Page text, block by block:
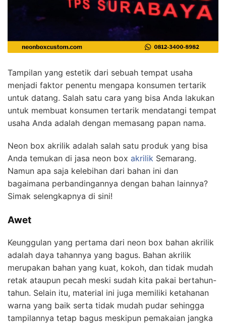
Tampilan yang estetik dari sebuah tempat usaha
menjadi faktor penentu mengapa konsumen tertarik
untuk datang. Salah satu cara yang bisa Anda lakukan
untuk membuat konsumen tertarik mendatangi tempat
usaha Anda adalah dengan memasang papan nama.
Neon box akrilik adalah salah satu produk yang bisa
Anda temukan di jasa neon box akrilik Semarang.
Namun apa saja kelebihan dari bahan ini dan
bagaimana perbandingannya dengan bahan lainnya?
Simak selengkapnya di sini!
Awet
Keunggulan yang pertama dari neon box bahan akrilik
adalah daya tahannya yang bagus. Bahan akrilik
merupakan bahan yang kuat, kokoh, dan tidak mudah
retak ataupun pecah meski sudah kita pakai bertahun-
tahun. Selain itu, material ini juga memiliki ketahanan
warna yang baik serta tidak mudah pudar sehingga
tampilannya tetap bagus meskipun pemakaian jangka